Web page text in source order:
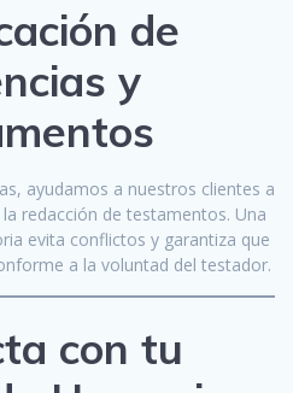
de
y
ayudamos a nuestros clientes a
redacción de testamentos. Una
evita conflictos y garantiza que
a la voluntad del testador.
con tu